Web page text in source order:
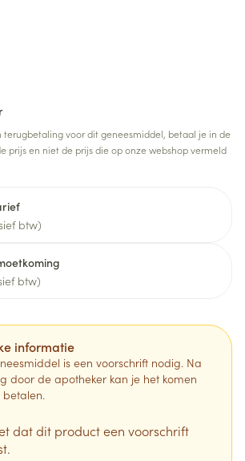
terugbetaling voor dit geneesmiddel, betaal je in de
prijs en niet de prijs die op onze webshop vermeld
btw)
btw)
informatie
is een voorschrift nodig. Na
door de apotheker kan je het komen
dat dit product een voorschrift